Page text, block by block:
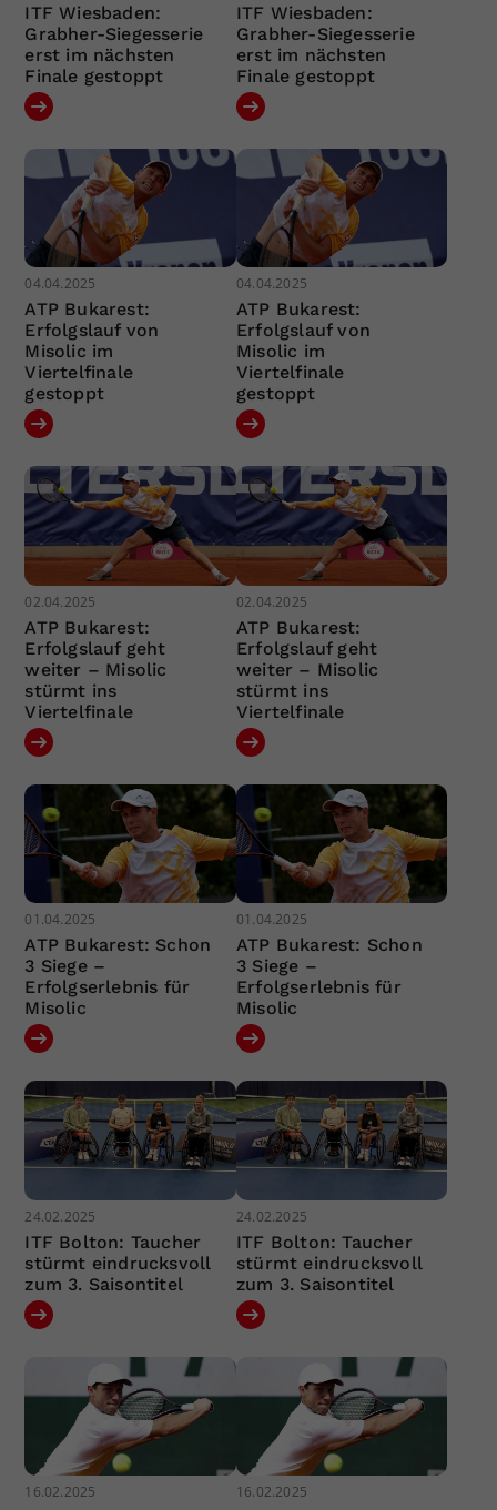
ITF Wiesbaden:
Grabher-Siegesserie
erst im nächsten
Finale gestoppt
ITF Wiesbaden:
Grabher-Siegesserie
erst im nächsten
Finale gestoppt
04.04.2025
ATP Bukarest:
Erfolgslauf von
Misolic im
Viertelfinale
gestoppt
04.04.2025
ATP Bukarest:
Erfolgslauf von
Misolic im
Viertelfinale
gestoppt
02.04.2025
ATP Bukarest:
Erfolgslauf geht
weiter – Misolic
stürmt ins
Viertelfinale
02.04.2025
ATP Bukarest:
Erfolgslauf geht
weiter – Misolic
stürmt ins
Viertelfinale
01.04.2025
ATP Bukarest: Schon
3 Siege –
Erfolgserlebnis für
Misolic
01.04.2025
ATP Bukarest: Schon
3 Siege –
Erfolgserlebnis für
Misolic
24.02.2025
ITF Bolton: Taucher
stürmt eindrucksvoll
zum 3. Saisontitel
24.02.2025
ITF Bolton: Taucher
stürmt eindrucksvoll
zum 3. Saisontitel
16.02.2025 16.02.2025